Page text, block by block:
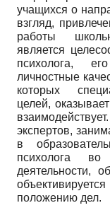
учащихся о
взгляд,
работы
является
психолога,
личностные
которых
целей,
экспертов,
в
психолога
деятельности,
положению дел.